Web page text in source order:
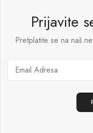
Prijavite
Pretplatite se na naš